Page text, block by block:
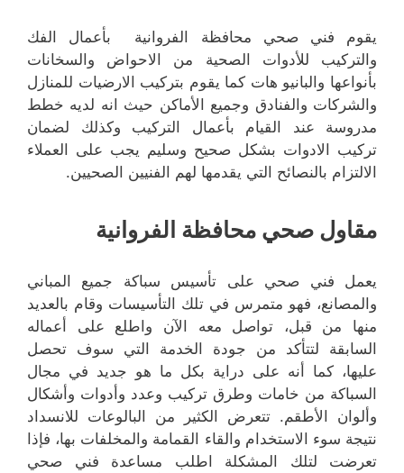
يقوم فني صحي محافظة الفروانية بأعمال الفك
والتركيب للأدوات الصحية من الاحواض والسخانات
بأنواعها والبانيو هات كما يقوم بتركيب الارضيات للمنازل
والشركات والفنادق وجميع الأماكن حيث انه لديه خطط
مدروسة عند القيام بأعمال التركيب وكذلك لضمان
تركيب الادوات بشكل صحيح وسليم يجب على العملاء
الالتزام بالنصائح التي يقدمها لهم الفنيين الصحيين.
مقاول صحي محافظة الفروانية
يعمل فني صحي على تأسيس سباكة جميع المباني
والمصانع، فهو متمرس في تلك التأسيسات وقام بالعديد
منها من قبل، تواصل معه الآن واطلع على أعماله
السابقة لتتأكد من جودة الخدمة التي سوف تحصل
عليها، كما أنه على دراية بكل ما هو جديد في مجال
السباكة من خامات وطرق تركيب وعدد وأدوات وأشكال
وألوان الأطقم. تتعرض الكثير من البالوعات للانسداد
نتيجة سوء الاستخدام والقاء القمامة والمخلفات بها، فإذا
تعرضت لتلك المشكلة اطلب مساعدة فني صحي